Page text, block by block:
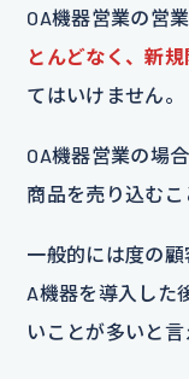
OA機器営業の営
とんどなく、新
てはいけません。
OA機器営業の場
商品を売り込むこ
一般的には度の
A機器を導入した
いことが多いと言